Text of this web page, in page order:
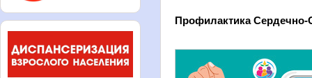
Профилактика Сердечно-